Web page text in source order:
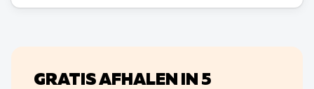
GRATIS AFHALEN IN 5